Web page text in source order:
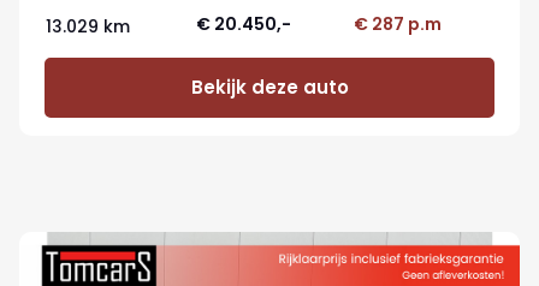
13.029 km € 20.450,- € 287 p.m
Bekijk deze auto